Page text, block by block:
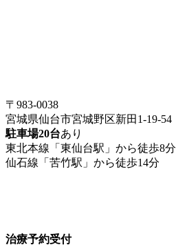
〒983-0038
宮城県仙台市宮城野区新田1-19-54
駐車場20台あり
東北本線「東仙台駅」から徒歩8分
仙石線「苦竹駅」から徒歩14分
治療予約受付